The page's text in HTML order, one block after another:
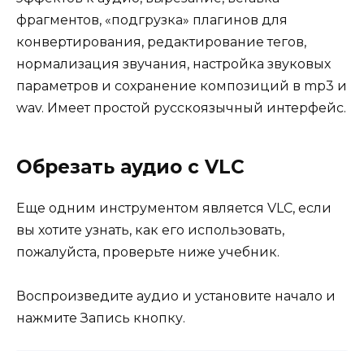
фрагментов, «подгрузка» плагинов для
конвертирования, редактирование тегов,
нормализация звучания, настройка звуковых
параметров и сохранение композиций в mp3 и
wav. Имеет простой русскоязычный интерфейс.
Обрезать аудио с VLC
Еще одним инструментом является VLC, если
вы хотите узнать, как его использовать,
пожалуйста, проверьте ниже учебник.
Воспроизведите аудио и установите начало и
нажмите Запись кнопку.